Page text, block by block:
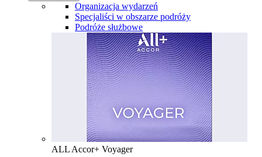
Organizacja wydarzeń
Specjaliści w obszarze podróży
Podróże służbowe
ALL Accor+ Voyager